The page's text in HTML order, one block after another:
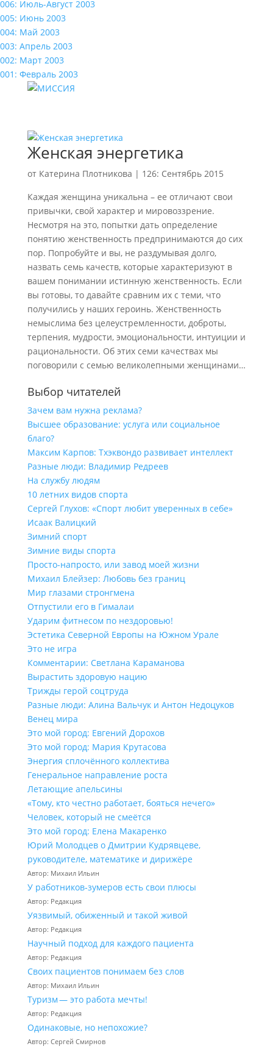
006: Июль-Август 2003
005: Июнь 2003
004: Май 2003
003: Апрель 2003
002: Март 2003
001: Февраль 2003
Женская энергетика
от Катерина Плотникова | 126: Сентябрь 2015
Каждая женщина уникальна – ее отличают свои
привычки, свой характер и мировоззрение.
Несмотря на это, попытки дать определение
понятию женственность предпринимаются до сих
пор. Попробуйте и вы, не раздумывая долго,
назвать семь качеств, которые характеризуют в
вашем понимании истинную женственность. Если
вы готовы, то давайте сравним их с теми, что
получились у наших героинь. Женственность
немыслима без целеустремленности, доброты,
терпения, мудрости, эмоциональности, интуиции и
рациональности. Об этих семи качествах мы
поговорили с семью великолепными женщинами…
Выбор читателей
Зачем вам нужна реклама?
Высшее образование: услуга или социальное
благо?
Максим Карпов: Тхэквондо развивает интеллект
Разные люди: Владимир Редреев
На службу людям
10 летних видов спорта
Сергей Глухов: «Спорт любит уверенных в себе»
Исаак Валицкий
Зимний спорт
Зимние виды спорта
Просто-напросто, или завод моей жизни
Михаил Блейзер: Любовь без границ
Мир глазами стронгмена
Отпустили его в Гималаи
Ударим фитнесом по нездоровью!
Эстетика Северной Европы на Южном Урале
Это не игра
Комментарии: Светлана Караманова
Вырастить здоровую нацию
Трижды герой соцтруда
Разные люди: Алина Вальчук и Антон Недоцуков
Венец мира
Это мой город: Евгений Дорохов
Это мой город: Мария Крутасова
Энергия сплочённого коллектива
Генеральное направление роста
Летающие апельсины
«Тому, кто честно работает, бояться нечего»
Человек, который не смеётся
Это мой город: Елена Макаренко
Юрий Молодцев о Дмитрии Кудрявцеве,
руководителе, математике и дирижёре
Автор: Михаил Ильин
У работников‑зумеров есть свои плюсы
Автор: Редакция
Уязвимый, обиженный и такой живой
Автор: Редакция
Научный подход для каждого пациента
Автор: Редакция
Своих пациентов понимаем без слов
Автор: Михаил Ильин
Туризм — это работа мечты!
Автор: Редакция
Одинаковые, но непохожие?
Автор: Сергей Смирнов